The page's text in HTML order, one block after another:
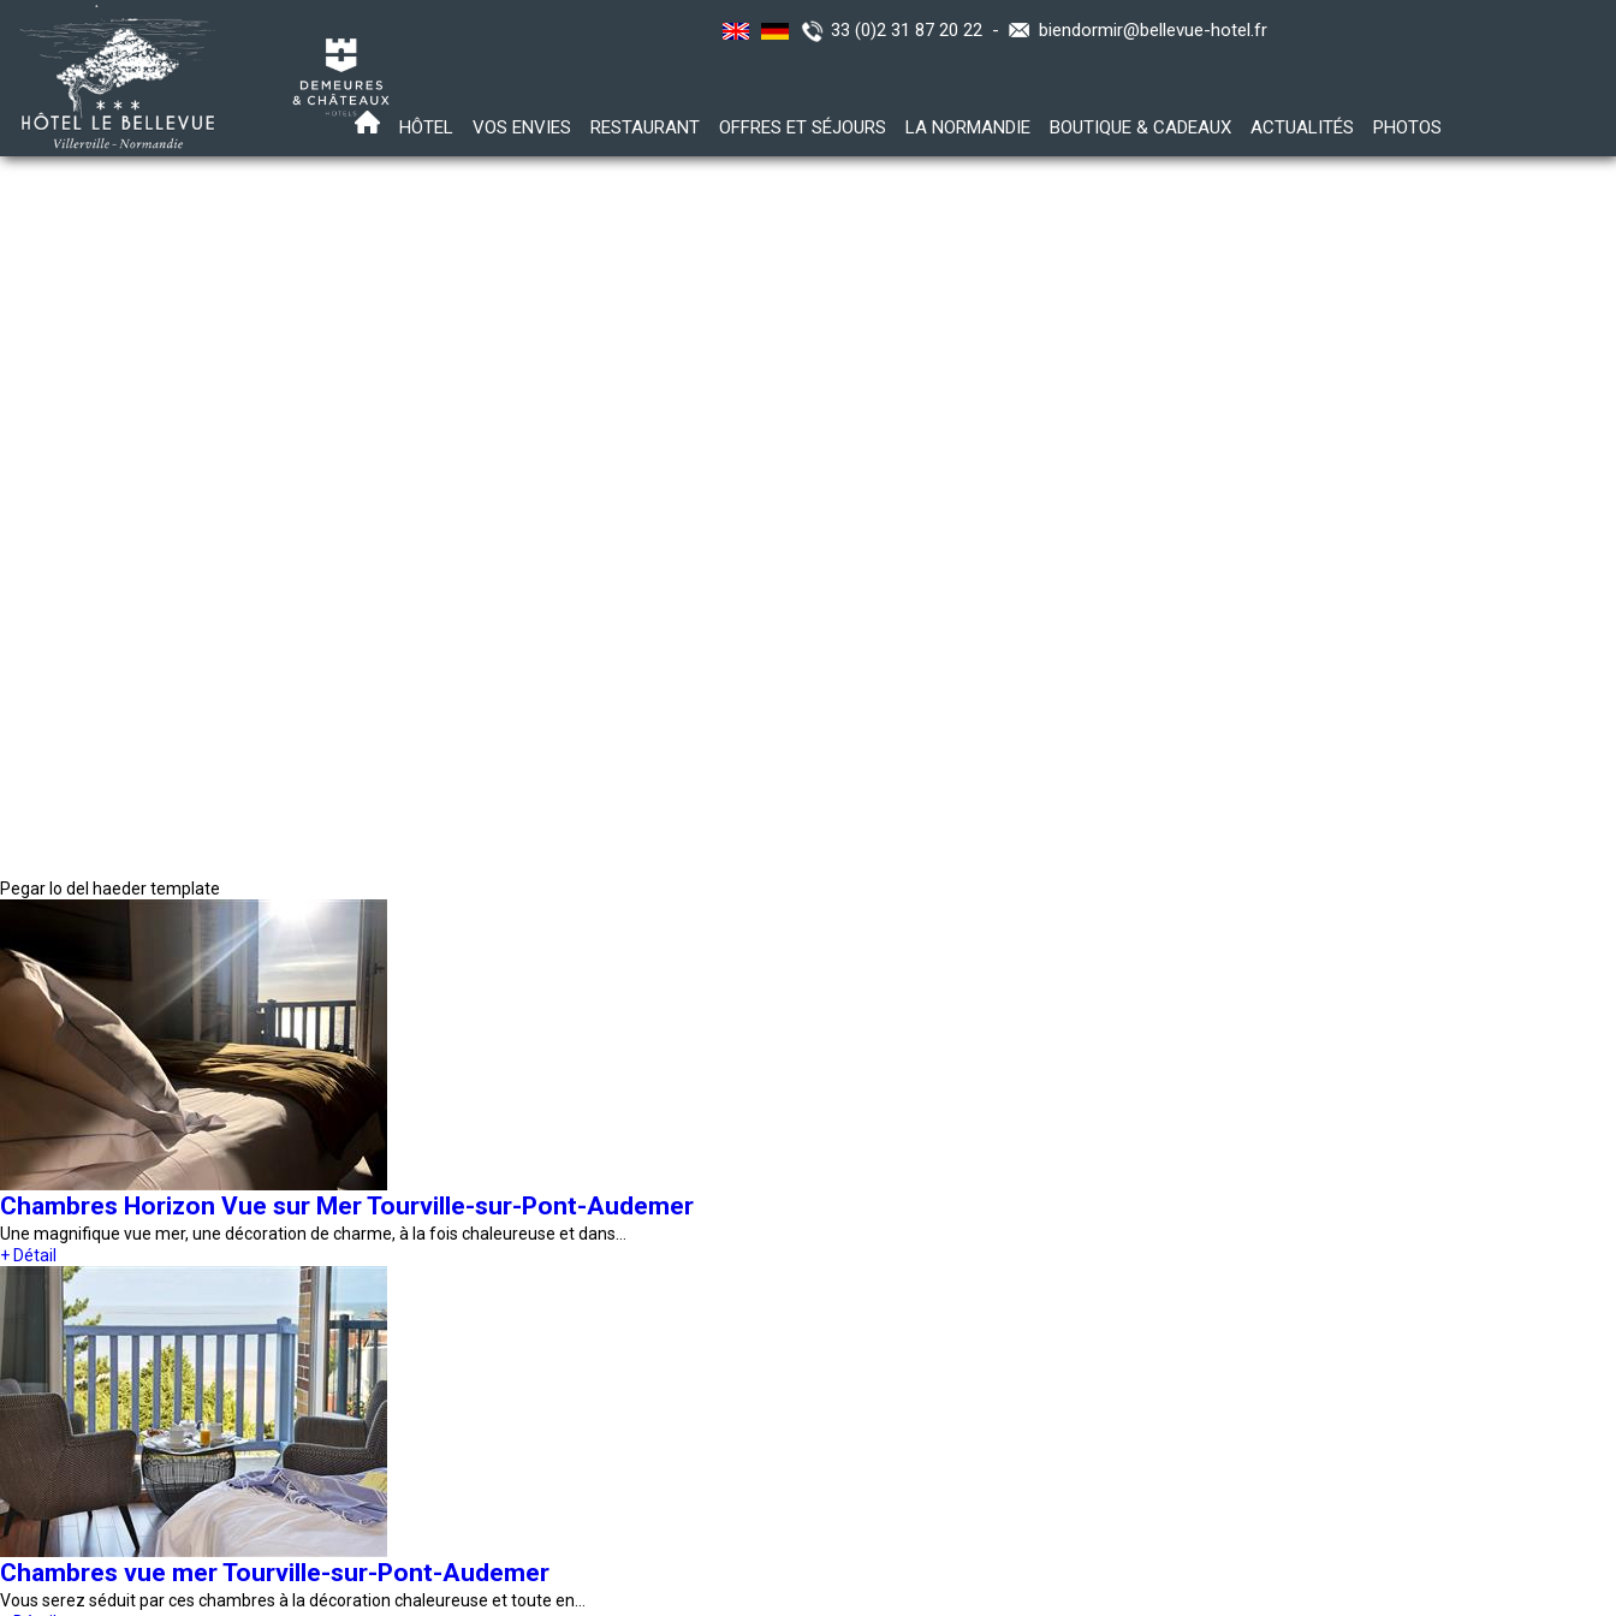
biendormir@bellevue-hotel.fr
33 (0)2 31 87 20 22 -
HÔTEL VOS ENVIES RESTAURANT OFFRES ET SÉJOURS LA NORMANDIE BOUTIQUE & CADEAUX ACTUALITÉS PHOTOS
Pegar lo del haeder template
Chambres Horizon Vue sur Mer Tourville-sur-Pont-Audemer
Une magnifique vue mer, une décoration de charme, à la fois chaleureuse et dans…
+ Détail
Chambres vue mer Tourville-sur-Pont-Audemer
Vous serez séduit par ces chambres à la décoration chaleureuse et toute en…